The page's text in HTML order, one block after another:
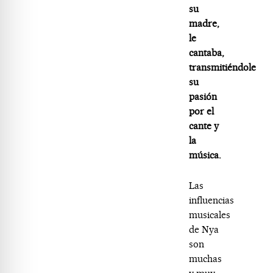
su
madre,
le
cantaba,
transmitiéndole
su
pasión
por el
cante y
la
música.
Las
influencias
musicales
de Nya
son
muchas